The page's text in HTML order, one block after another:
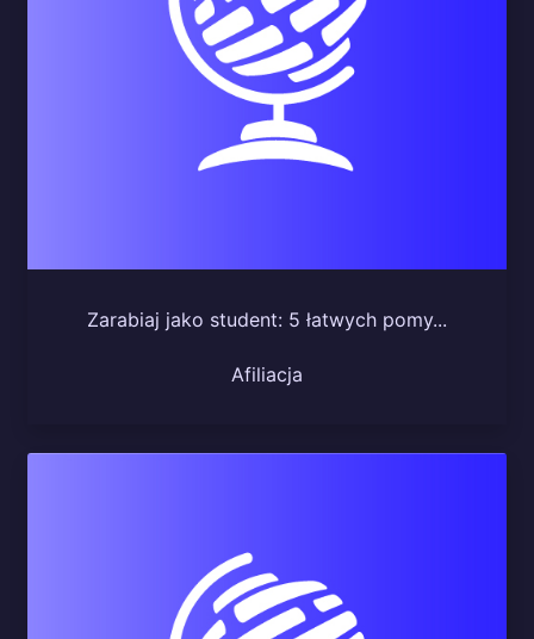
Zarabiaj jako student: 5 łatwych pomy...
Afiliacja